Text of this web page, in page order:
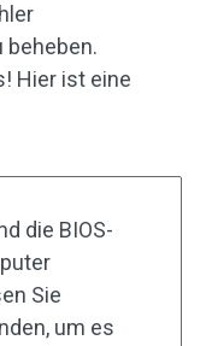
beheben.
Hier ist eine
die BIOS-
Sie
um es